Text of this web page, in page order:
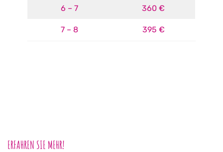
6 – 7 360 €
7 – 8 395 €
ERFAHREN SIE MEHR!